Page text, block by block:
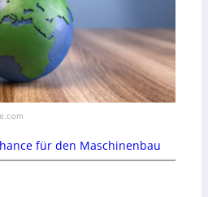
für den Maschinenbau